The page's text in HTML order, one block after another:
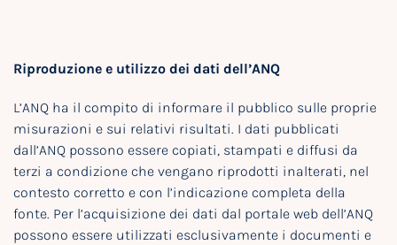
Riproduzione e utilizzo dei dati dell’ANQ
L’ANQ ha il compito di informare il pubblico sulle proprie
misurazioni e sui relativi risultati. I dati pubblicati
dall’ANQ possono essere copiati, stampati e diffusi da
terzi a condizione che vengano riprodotti inalterati, nel
contesto corretto e con l’indicazione completa della
fonte. Per l’acquisizione dei dati dal portale web dell’ANQ
possono essere utilizzati esclusivamente i documenti e